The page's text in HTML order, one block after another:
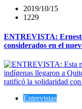
2019/10/15
1229
ENTREVISTA:
considerados en el
Entrevistas